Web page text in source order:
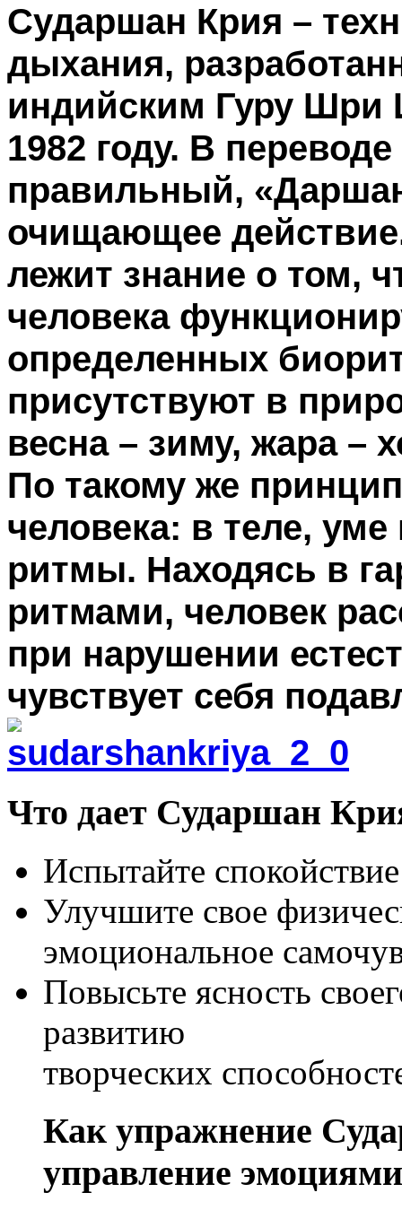
Сударшан Крия –
дыхания,
индийским Гуру
1982 году. В
правильный,
очищающее
лежит знание о том,
человека
определенных
присутствуют в
весна – зиму, жара –
По такому же
человека: в теле,
ритмы. Находясь в
ритмами, человек
при нарушении
чувствует себя
Что дает Сударшан
Испытайте
Улучшите свое
эмоциональное
Повысьте ясность
развитию
творческих
Как упражнение
управление